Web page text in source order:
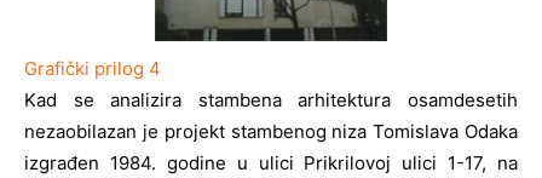
Grafički prilog 4
Kad se analizira stambena arhitektura osamdesetih
nezaobilazan je projekt stambenog niza Tomislava Odaka
izgrađen 1984. godine u ulici Prikrilovoj ulici 1-17, na